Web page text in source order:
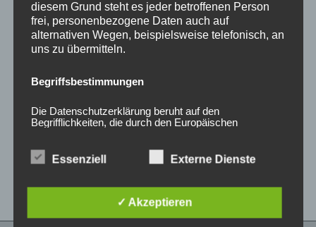
1,25 x 45 mm
50,00€ *
mit
0
60,00€ *
mit
0
diesem Grund steht es jeder betroffenen Person
frei, personenbezogene Daten auch auf
alternativen Wegen, beispielsweise telefonisch, an
uns zu übermitteln.
Begriffsbestimmungen
Die Datenschutzerklärung beruht auf den
Begrifflichkeiten, die durch den Europäischen
wurden. Unsere Datenschutzerklärung soll sowohl für
die Öffentlichkeit als auch für unsere Kunden und
Um dies zu gewährleisten, möchten wir vorab die
verwendeten Begrifflichkeiten erläutern.
Essenziell Externe Dienste
✓ Akzeptieren